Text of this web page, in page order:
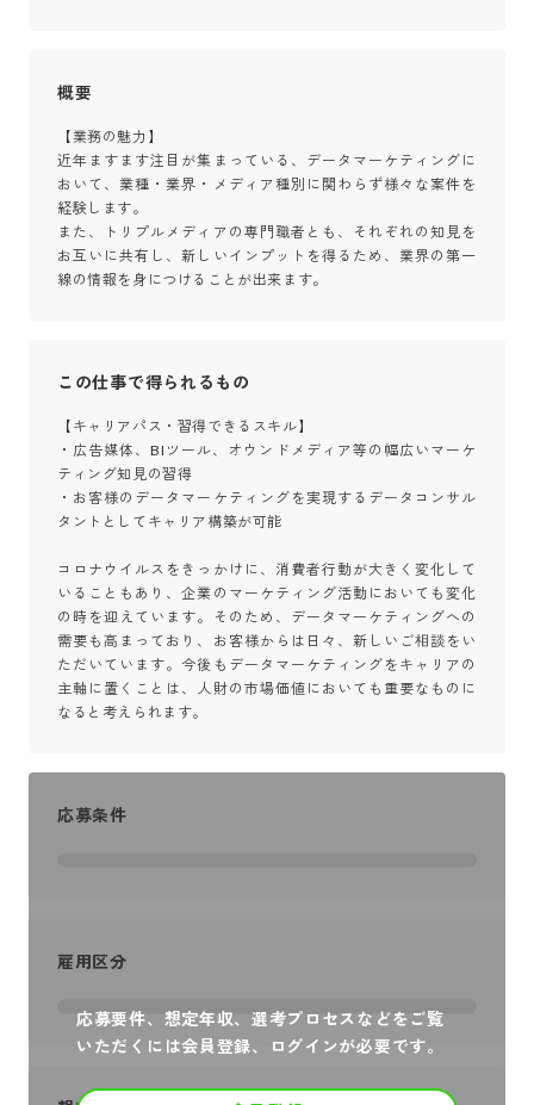
概要
【業務の魅力】
近年ますます注目が集まっている、データマーケティングに
おいて、業種・業界・メディア種別に関わらず様々な案件を
経験します。
また、トリプルメディアの専門職者とも、それぞれの知見を
お互いに共有し、新しいインプットを得るため、業界の第一
線の情報を身につけることが出来ます。
この仕事で得られるもの
【キャリアパス・習得できるスキル】
・広告媒体、BIツール、オウンドメディア等の幅広いマーケ
ティング知見の習得
・お客様のデータマーケティングを実現するデータコンサル
タントとしてキャリア構築が可能
コロナウイルスをきっかけに、消費者行動が大きく変化して
いることもあり、企業のマーケティング活動においても変化
の時を迎えています。そのため、データマーケティングへの
需要も高まっており、お客様からは日々、新しいご相談をい
ただいています。今後もデータマーケティングをキャリアの
主軸に置くことは、人財の市場価値においても重要なものに
なると考えられます。
応募要件、想定年収、選考プロセスなどをご覧
いただくには会員登録、ログインが必要です。
応募条件
雇用区分